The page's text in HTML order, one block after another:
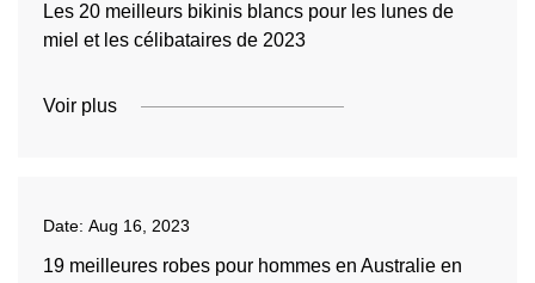
Les 20 meilleurs bikinis blancs pour les lunes de
miel et les célibataires de 2023
Voir plus
Date: Aug 16, 2023
19 meilleures robes pour hommes en Australie en